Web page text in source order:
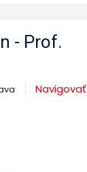
- Prof.
Navigovať